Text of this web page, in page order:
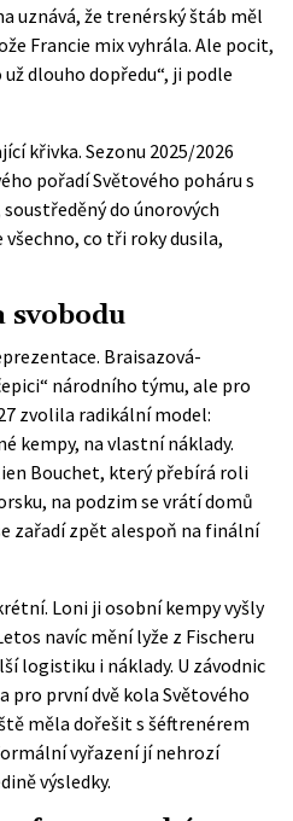
uznává, že trenérský štáb měl
Francie mix vyhrála. Ale pocit,
dlouho dopředu“, ji podle
křivka. Sezonu 2025/2026
pořadí Světového poháru s
do únorových
co tři roky dusila,
svobodu
Braisazová-
národního týmu, ale pro
zvolila radikální model:
kempy, na vlastní náklady.
Bouchet, který přebírá roli
na podzim se vrátí domů
zařadí zpět alespoň na finální
Loni ji osobní kempy vyšly
navíc mění lyže z Fischeru
logistiku i náklady. U závodnic
pro první dvě kola Světového
měla dořešit s šéftrenérem
vyřazení jí nehrozí
výsledky.